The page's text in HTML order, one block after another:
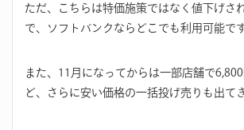
ただ、こちらは特価施策ではなく値下げさ
で、ソフトバンクならどこでも利用可能です
また、11月になってからは一部店舗で
ど、さらに安い価格の一括投げ売りも出て